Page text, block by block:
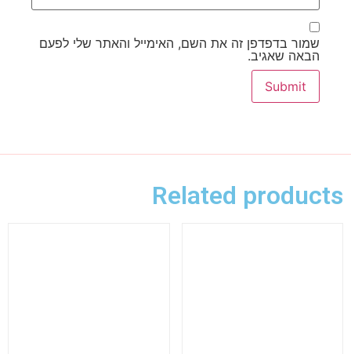
שמור בדפדפן זה את השם, האימייל והאתר שלי לפעם
הבאה שאגיב.
Related products